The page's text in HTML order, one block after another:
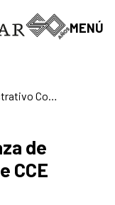
MENÚ
de
CCE